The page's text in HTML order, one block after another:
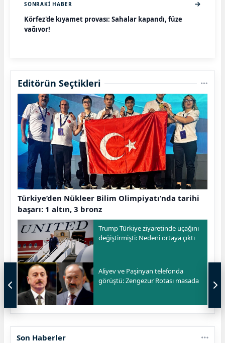
SONRAKI HABER
Körfez'de kıyamet provası: Sahalar kapandı, füze
yağıyor!
Editörün Seçtikleri
Türkiye’den Nükleer Bilim Olimpiyatı’nda tarihi
başarı: 1 altın, 3 bronz
Trump Türkiye ziyaretinde uçağını
değiştirmişti: Nedeni ortaya çıktı
Aliyev ve Paşinyan telefonda
görüştü: Zengezur Rotası masada
Son Haberler